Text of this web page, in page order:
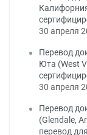
30 апреля
Перевод
Юта (West
30 апреля
Перевод
(Glendale,
перевод